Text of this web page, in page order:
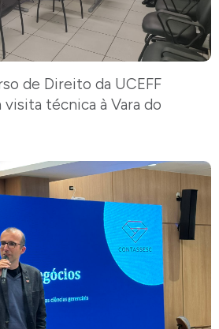
de Direito da UCEFF
técnica à Vara do